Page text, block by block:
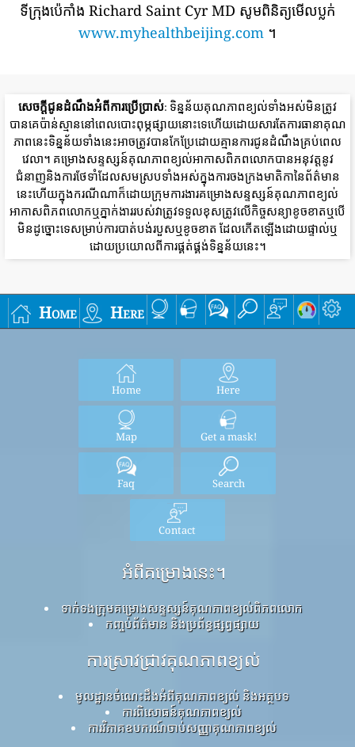
ទីក្រុងប៉េកាំង Richard Saint Cyr MD សូមពិនិត្យមើលប្លក់
www.myhealthbeijing.com ។
សេចក្តីជូនដំណឹងអំពីការប្រើប្រាស់: ទិន្នន័យគុណភាពខ្យល់ទាំងអស់មិនត្រូវ
បានគេប៉ាន់ស្មាននៅពេលបោះពុម្ភផ្សាយនោះទេហើយដោយសារតែការធានាគុណ
ភាពនេះទិន្នន័យទាំងនេះអាចត្រូវបានកែប្រែដោយគ្មានការជូនដំណឹងគ្រប់ពេល
វេលា។ គម្រោងសន្ទស្សន៍គុណភាពខ្យល់អាកាសពិភពលោកបានអនុវត្តនូវ
ជំនាញនិងការថែទាំដែលសមស្របទាំងអស់ក្នុងការចងក្រងមាតិកានៃព័ត៌មាន
នេះហើយក្នុងករណីណាក៏ដោយក្រុមការងារគម្រោងសន្ទស្សន៍គុណភាពខ្យល់
អាកាសពិភពលោកឬភ្នាក់ងាររបស់វាត្រូវទទួលខុសត្រូវលើកិច្ចសន្យាខូចខាតឬបើ
មិនដូច្នោះទេសម្រាប់ការបាត់បង់របួសឬខូចខាត ដែលកើតឡើងដោយផ្ទាល់ឬ
ដោយប្រយោលពីការផ្គត់ផ្គង់ទិន្នន័យនេះ។
Home Here
Home Here
Map Get a mask!
Faq Search
Contact
អំពីគម្រោងនេះ។
ទាក់ទងក្រុមគម្រោងសន្ទស្សន៍គុណភាពខ្យល់ពិភពលោក
កញ្ចប់ព័ត៌មាន និងប្រព័ន្ធផ្សព្វផ្សាយ
ការស្រាវជ្រាវគុណភាពខ្យល់
មូលដ្ឋានចំណេះដឹងអំពីគុណភាពខ្យល់ និងអត្ថបទ
ការពិសោធន៍គុណភាពខ្យល់
ការវិភាគឧបករណ៍ចាប់សញ្ញាគុណភាពខ្យល់